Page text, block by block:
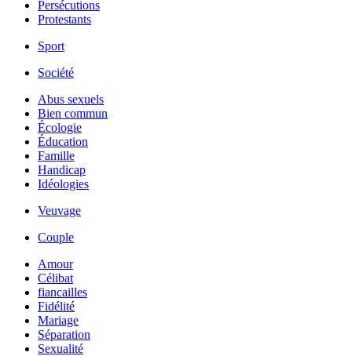
Persécutions
Protestants
Sport
Société
Abus sexuels
Bien commun
Écologie
Éducation
Famille
Handicap
Idéologies
Veuvage
Couple
Amour
Célibat
fiancailles
Fidélité
Mariage
Séparation
Sexualité